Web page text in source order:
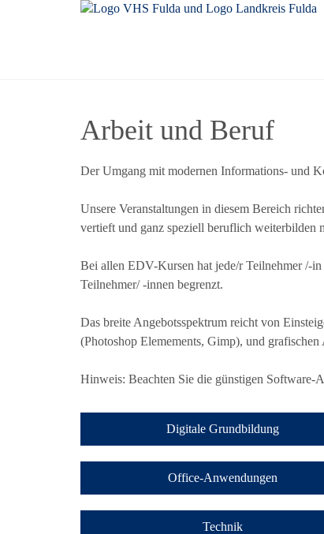
Arbeit und Beruf
Der Umgang mit modernen Informations- und
Unsere Veranstaltungen in diesem Bereich
vertieft und ganz speziell beruflich weiterbilden
Bei allen EDV-Kursen hat jede/r Teilnehmer /-
Teilnehmer/ -innen begrenzt.
Das breite Angebotsspektrum reicht von
(Photoshop Elemements, Gimp), und
Hinweis: Beachten Sie die günstigen Software-
Digitale Grundbildung
Office-Anwendungen
Technik